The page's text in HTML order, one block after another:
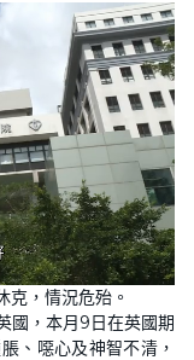
克，情況危殆。
國，本月9日在英國期
、噁心及神智不清，